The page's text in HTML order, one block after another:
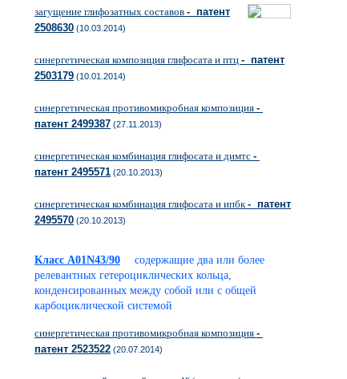
загущение глифозатных составов - патент
2508630 (10.03.2014)
синергетическая композиция глифосата и птц - патент
2503179 (10.01.2014)
синергетическая противомикробная композиция -
патент 2499387 (27.11.2013)
синергетическая комбинация глифосата и димтс -
патент 2495571 (20.10.2013)
синергетическая комбинация глифосата и ипбк- патент
2495570 (20.10.2013)
Класс A01N43/90
содержащие два или более
релевантных гетероциклических кольца,
конденсированных между собой или с общей
карбоциклической системой
синергетическая противомикробная композиция -
патент 2523522 (20.07.2014)